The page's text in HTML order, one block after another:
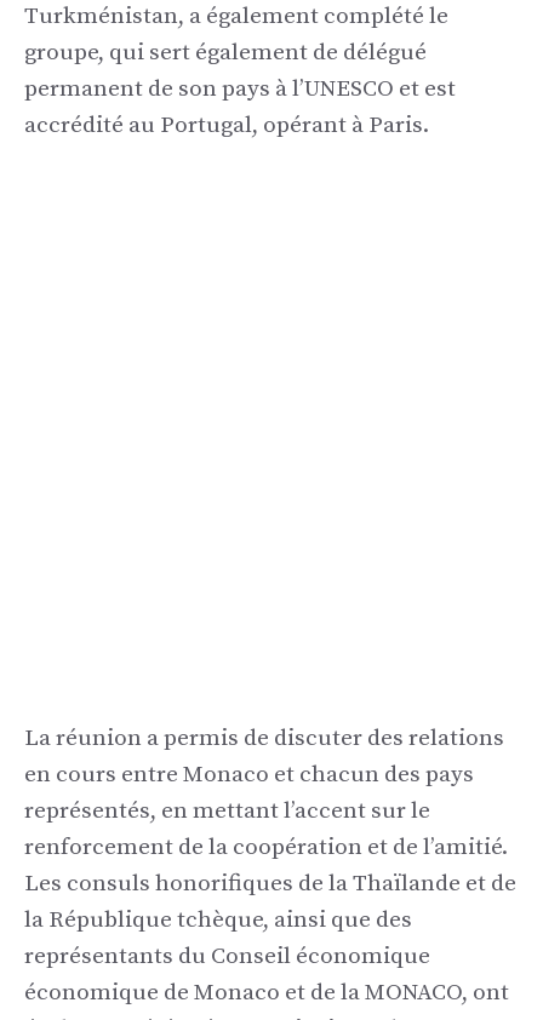
Turkménistan, a également complété le
groupe, qui sert également de délégué
permanent de son pays à l’UNESCO et est
accrédité au Portugal, opérant à Paris.
La réunion a permis de discuter des relations
en cours entre Monaco et chacun des pays
représentés, en mettant l’accent sur le
renforcement de la coopération et de l’amitié.
Les consuls honorifiques de la Thaïlande et de
la République tchèque, ainsi que des
représentants du Conseil économique
économique de Monaco et de la MONACO, ont